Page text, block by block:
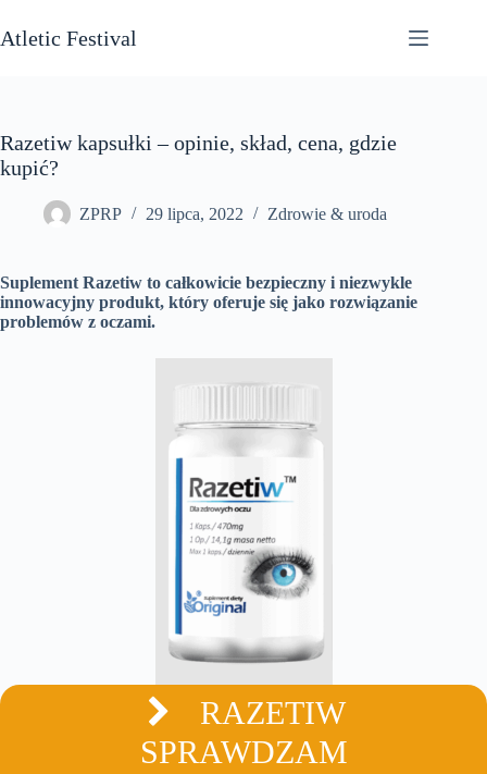
do
treści
Atletic Festival
Razetiw kapsułki – opinie, skład, cena, gdzie
kupić?
ZPRP 29 lipca, 2022 Zdrowie & uroda
Suplement Razetiw to całkowicie bezpieczny i niezwykle
innowacyjny produkt, który oferuje się jako rozwiązanie
problemów z oczami.
RAZETIW
SPRAWDZAM